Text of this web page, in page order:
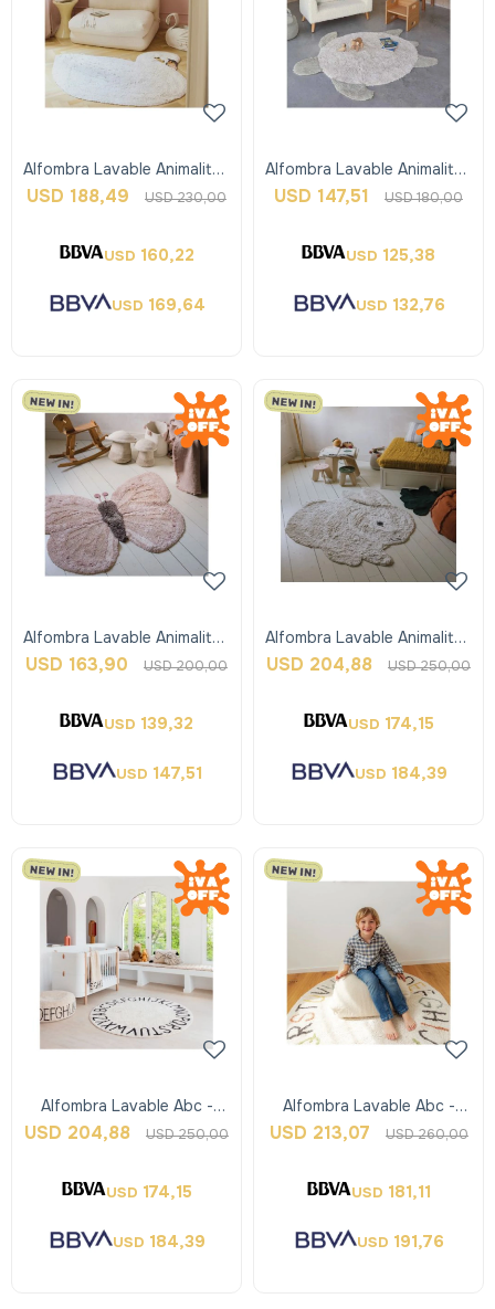
Alfombra Lavable Animalitos
- Swan - Lorena Canals
USD 188,49 USD230,00
USD 160,22
USD 169,64
Alfombra Lavable Animalitos
- Turtle - Lorena Canals
USD 147,51 USD180,00
USD 125,38
USD 132,76
Alfombra Lavable Animalitos
- Butterfly - Lorena Canals
USD 163,90 USD200,00
USD 139,32
USD 147,51
Alfombra Lavable Animalitos
- Bunny - Lorena Canals
USD 204,88 USD250,00
USD 174,15
USD 184,39
Alfombra Lavable Abc -
Natural - Lorena Canals
USD 204,88 USD250,00
USD 174,15
USD 184,39
Alfombra Lavable Abc -
Colors - Lorena Canals
USD 213,07 USD260,00
USD 181,11
USD 191,76